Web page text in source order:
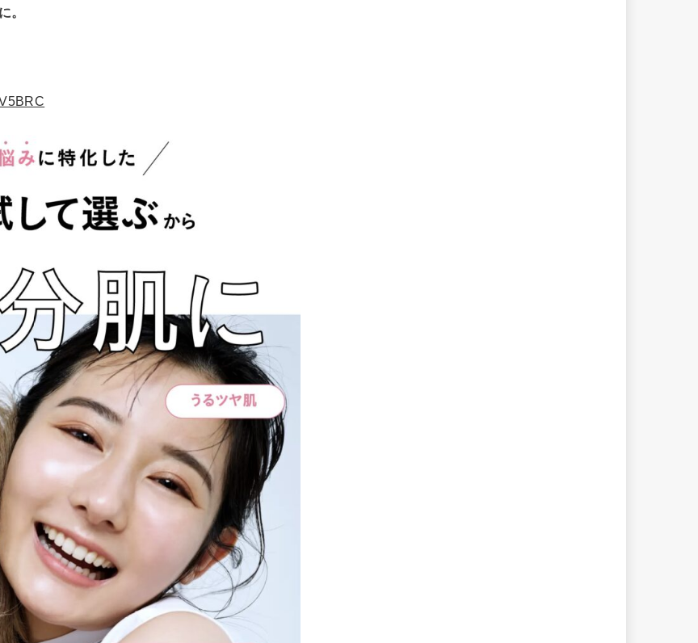
。